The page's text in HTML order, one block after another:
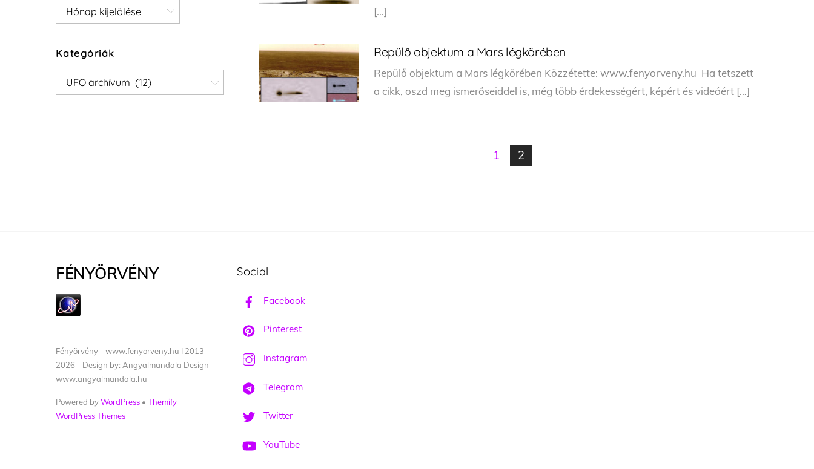
[…]
Repülő objektum a Mars légkörében
Repülő objektum a Mars légkörében Közzétette: www.fenyorveny.hu Ha tetszett
a cikk, oszd meg ismerőseiddel is, még több érdekességért, képért és videóért […]
1 2
Archívum
Kategóriák
Kategóriák
FÉNYÖRVÉNY
Fényörvény - www.fenyorveny.hu I 2013-
2026 - Design by: Angyalmandala Design -
www.angyalmandala.hu
Powered byWordPress • Themify
WordPress Themes
Social
Facebook
Pinterest
Instagram
Telegram
Twitter
YouTube